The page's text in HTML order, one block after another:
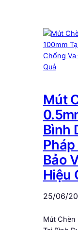
Mút
Bình
Bảo
Hiệu
25/06/
Mút Chèn